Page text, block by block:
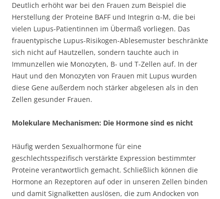
Deutlich erhöht war bei den Frauen zum Beispiel die
Herstellung der Proteine BAFF und Integrin α-M, die bei
vielen Lupus-Patientinnen im Übermaß vorliegen. Das
frauentypische Lupus-Risikogen-Ablesemuster beschränkte
sich nicht auf Hautzellen, sondern tauchte auch in
Immunzellen wie Monozyten, B- und T-Zellen auf. In der
Haut und den Monozyten von Frauen mit Lupus wurden
diese Gene außerdem noch stärker abgelesen als in den
Zellen gesunder Frauen.
Molekulare Mechanismen: Die Hormone sind es nicht
Häufig werden Sexualhormone für eine
geschlechtsspezifisch verstärkte Expression bestimmter
Proteine verantwortlich gemacht. Schließlich können die
Hormone an Rezeptoren auf oder in unseren Zellen binden
und damit Signalketten auslösen, die zum Andocken von